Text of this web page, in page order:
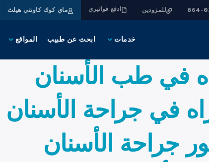
للمزودين ادفع فواتيري ماي كوك كاونتي هيلث
خدمات ابحث عن طبيب المواقع
في طب الأسنان
في جراحة الأسنان
جراحة الأسنان